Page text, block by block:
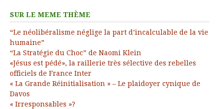
SUR LE MEME THÈME
“Le néolibéralisme néglige la part d’incalculable de la vie
humaine”
“La Stratégie du Choc” de Naomi Klein
«Jésus est pédé», la raillerie très sélective des rebelles
officiels de France Inter
« La Grande Réinitialisation » – Le plaidoyer cynique de
Davos
« Irresponsables »?